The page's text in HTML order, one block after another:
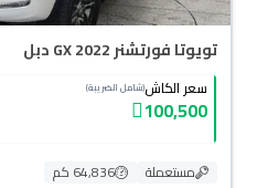
تويوتا فورتشنر GX 2022 دبل
سعر الكاش(شامل الضريبة)
100,500
مستعملة
64,836 كم